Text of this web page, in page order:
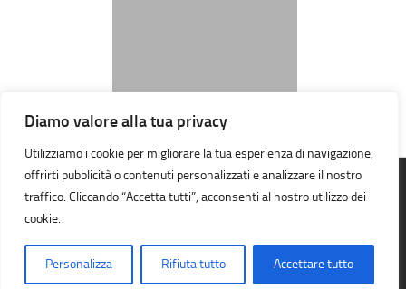
Diamo valore alla tua privacy
Utilizziamo i cookie per migliorare la tua esperienza di navigazione,
offrirti pubblicità o contenuti personalizzati e analizzare il nostro
traffico. Cliccando “Accetta tutti”, acconsenti al nostro utilizzo dei
cookie.
Personalizza Rifiuta tutto Accettare tutto
A.S.D. Orienteering Galileo Galilei © 2026. Tutti i diritti riservati.